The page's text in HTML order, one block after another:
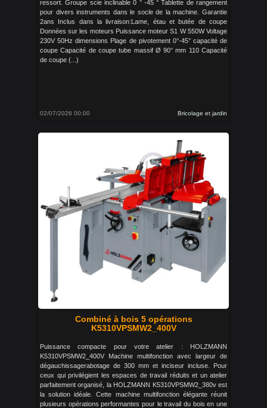
ressort. Groupe scie inclinable 0 ° -45 ° Tablette de rangement
pour divers instruments dans le socle de la machine. Garantie
2ans Inclus dans la livraison:Lame, étau et butée de coupe
Données sur les moteurs Puissance moteur S1 W 550W Voltage
230V 50Hz dimensions Plage de pivotement 0°-45° capacité de
coupe Capacité de coupe tube massif Ø 90° mm 110 Capacité
de coupe (...)
02/07/2026 00:00 Bricolage et jardin
Combiné à bois 5 opérations
K5310VPSMW2_400V
Puissance compacte pour votre atelier : HOLZMANN
K5310VPSMW2_400V Machine multifonction avec largeur de
dégauchissagerabotage de 300 mm et inciseur incluse. Pour
ceux qui privilégient les espaces de travail réduits et un atelier
parfaitement organisé, la HOLZMANN K5310VPSMW2_380v est
la solution idéale. Cette machine multifonction élégante réunit
plusieurs opérations performantes pour le travail du bois en une